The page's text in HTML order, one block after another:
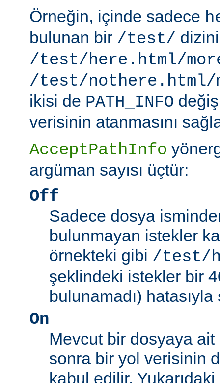
Örneğin, içinde sadece
bulunan bir /test/
/test/here.html/
/test/nothere.html/
ikisi de PATH_INFO
verisinin atanmasını
AcceptPathInfo
argüman sayısı üçtür:
Off
Sadece dosya
bulunmayan istekler
örnekteki gibi /test/
şeklindeki istekler bir
bulunamadı) hatasıyla
On
Mevcut bir dosyaya
sonra bir yol verisinin
kabul edilir.